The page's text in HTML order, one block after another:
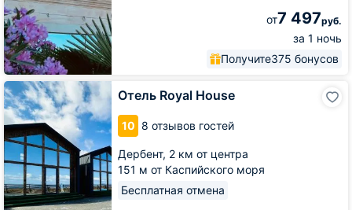
от7 497руб.
за 1 ночь
Получите375 бонусов
Отель Royal House
10 8 отзывов гостей
Дербент, 2 км от центра
151 м от Каспийского моря
Бесплатная отмена
Отель
Royal
House